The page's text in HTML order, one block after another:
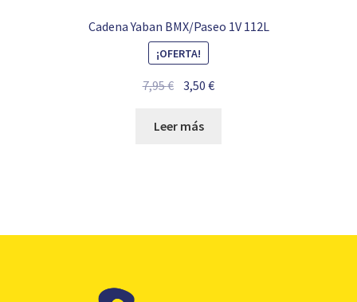
Cadena Yaban BMX/Paseo 1V 112L
¡OFERTA!
7,95€ El
original
3,50€El
Leer más